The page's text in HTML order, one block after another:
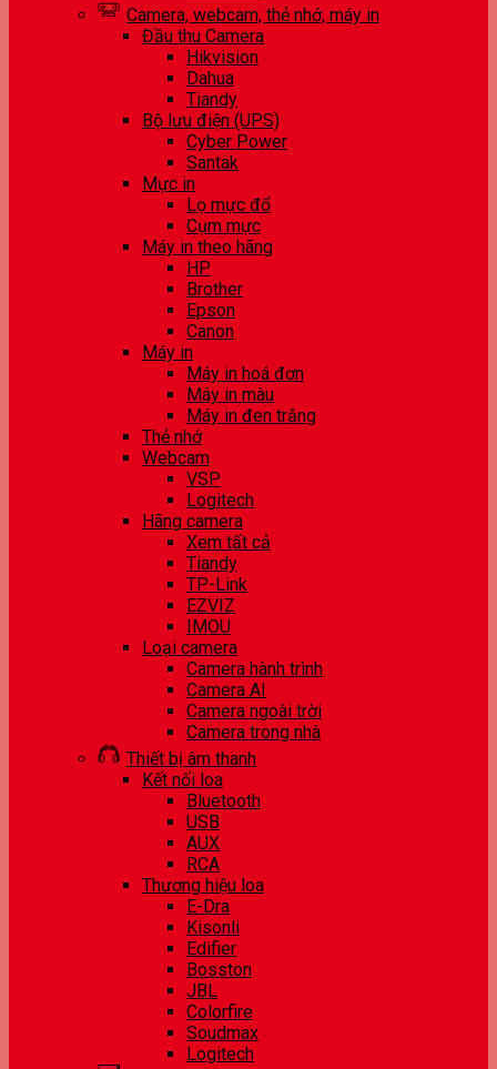
Camera, webcam, thẻ nhớ, máy in
Đầu thu Camera
Hikvision
Dahua
Tiandy
Bộ lưu điện (UPS)
Cyber Power
Santak
Mực in
Lọ mực đổ
Cụm mực
Máy in theo hãng
HP
Brother
Epson
Canon
Máy in
Máy in hoá đơn
Máy in màu
Máy in đen trắng
Thẻ nhớ
Webcam
VSP
Logitech
Hãng camera
Xem tất cả
Tiandy
TP-Link
EZVIZ
IMOU
Loại camera
Camera hành trình
Camera AI
Camera ngoài trời
Camera trong nhà
Thiết bị âm thanh
Kết nối loa
Bluetooth
USB
AUX
RCA
Thương hiệu loa
E-Dra
Kisonli
Edifier
Bosston
JBL
Colorfire
Soudmax
Logitech